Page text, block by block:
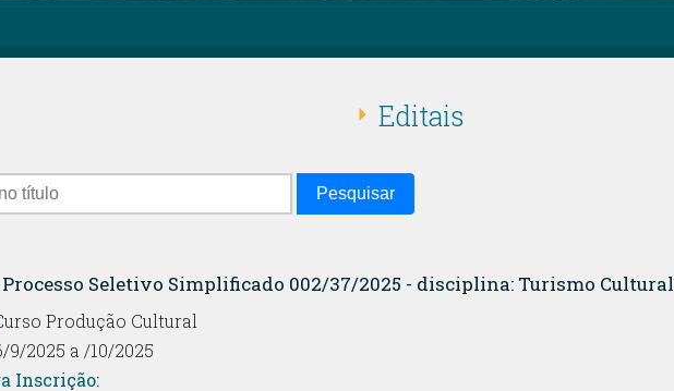
Editais
Pesquisar
Processo Seletivo Simplificado 002/37/2025 - disciplina: Turismo Cultural
Produção Cultural
9/2025 a /10/2025
Inscrição: